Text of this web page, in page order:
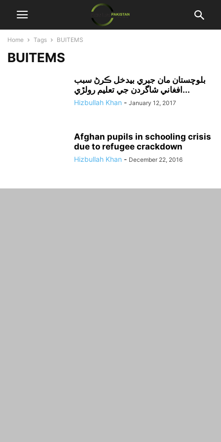
Home Tags BUITEMS
BUITEMS
بلوچستان مان جبري بيدخل ڪرڻ سبب
افغاني شاگردن جي تعليم رولڙي...
Hizbullah Khan - January 12, 2017
Afghan pupils in schooling crisis
due to refugee crackdown
Hizbullah Khan - December 22, 2016